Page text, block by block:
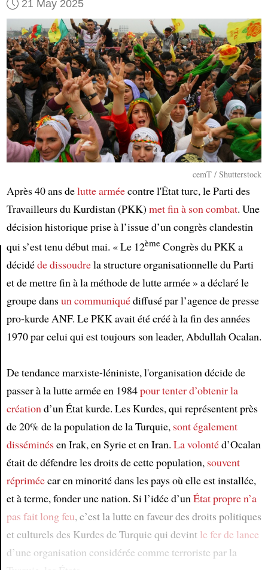
Article
21 May 2025
cemT / Shutterstock
Après 40 ans delutte arméecontre l'État turc, le Parti des
Travailleurs du Kurdistan (PKK) met finà son combat. Une
décision historique prise à l’issue d’un congrès clandestin
qui s’est tenu début mai. « Le 12èmeCongrès du PKK a
décidéde dissoudrela structure organisationnelle du Parti
et de mettre fin à la méthode de lutte armée » a déclaré le
groupe dansun communiquédiffusé par l’agence de presse
pro-kurde ANF. Le PKK avait été créé à la fin des années
1970 par celui qui est toujours son leader, Abdullah Ocalan.
De tendance marxiste-léniniste, l'organisation décide de
passer à la lutte armée en 1984pour tenter d’obtenir la
créationd’un État kurde. Les Kurdes, qui représentent près
de 20% de la population de la Turquie, sont également
disséminésen Irak, en Syrie et en Iran. La volontéd’Ocalan
était de défendre les droits de cette population, souvent
répriméecar en minorité dans les pays où elle est installée,
et à terme, fonder une nation. Si l’idée d’unÉtat propren’a
pas fait long feu, c’est la lutte en faveur des droits politiques
et culturels des Kurdes de Turquie qui devint le fer de lance
d’une organisation considérée comme terroriste par la